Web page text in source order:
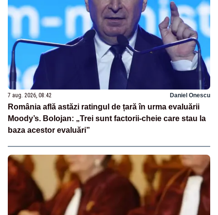
7 aug. 2026, 08:42 Daniel Onescu
România află astăzi ratingul de țară în urma evaluării
Moody’s. Bolojan: „Trei sunt factorii-cheie care stau la
baza acestor evaluări”